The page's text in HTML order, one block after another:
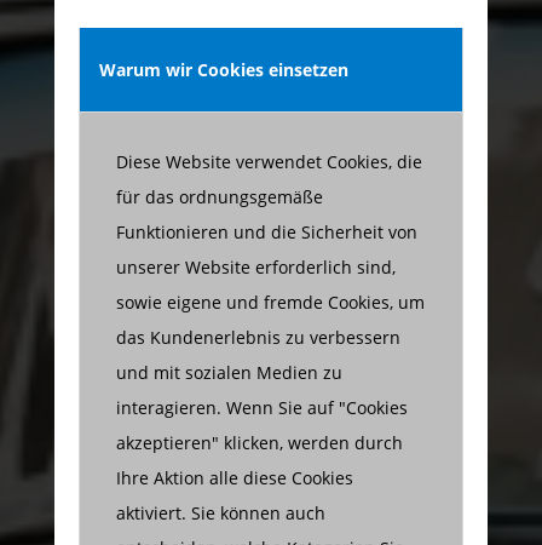
Warum wir Cookies einsetzen
Diese Website verwendet Cookies, die
für das ordnungsgemäße
Funktionieren und die Sicherheit von
unserer Website erforderlich sind,
sowie eigene und fremde Cookies, um
das Kundenerlebnis zu verbessern
und mit sozialen Medien zu
interagieren. Wenn Sie auf "Cookies
akzeptieren" klicken, werden durch
Ihre Aktion alle diese Cookies
aktiviert. Sie können auch